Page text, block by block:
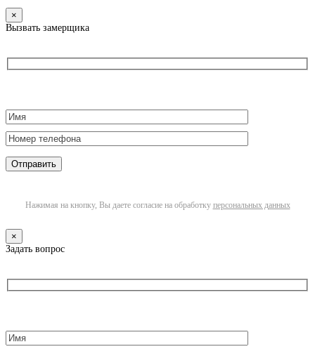
×
Вызвать замерщика
Нажимая на кнопку, Вы даете согласие на обработку персональных данных
×
Задать вопрос